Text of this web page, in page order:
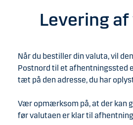
Levering
Når du bestiller din valuta, vil
Postnord til et afhentningssted
tæt på den adresse, du har
Vær opmærksom på, at der kan
før valutaen er klar til